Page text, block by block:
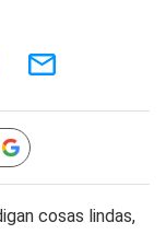
cosas lindas,